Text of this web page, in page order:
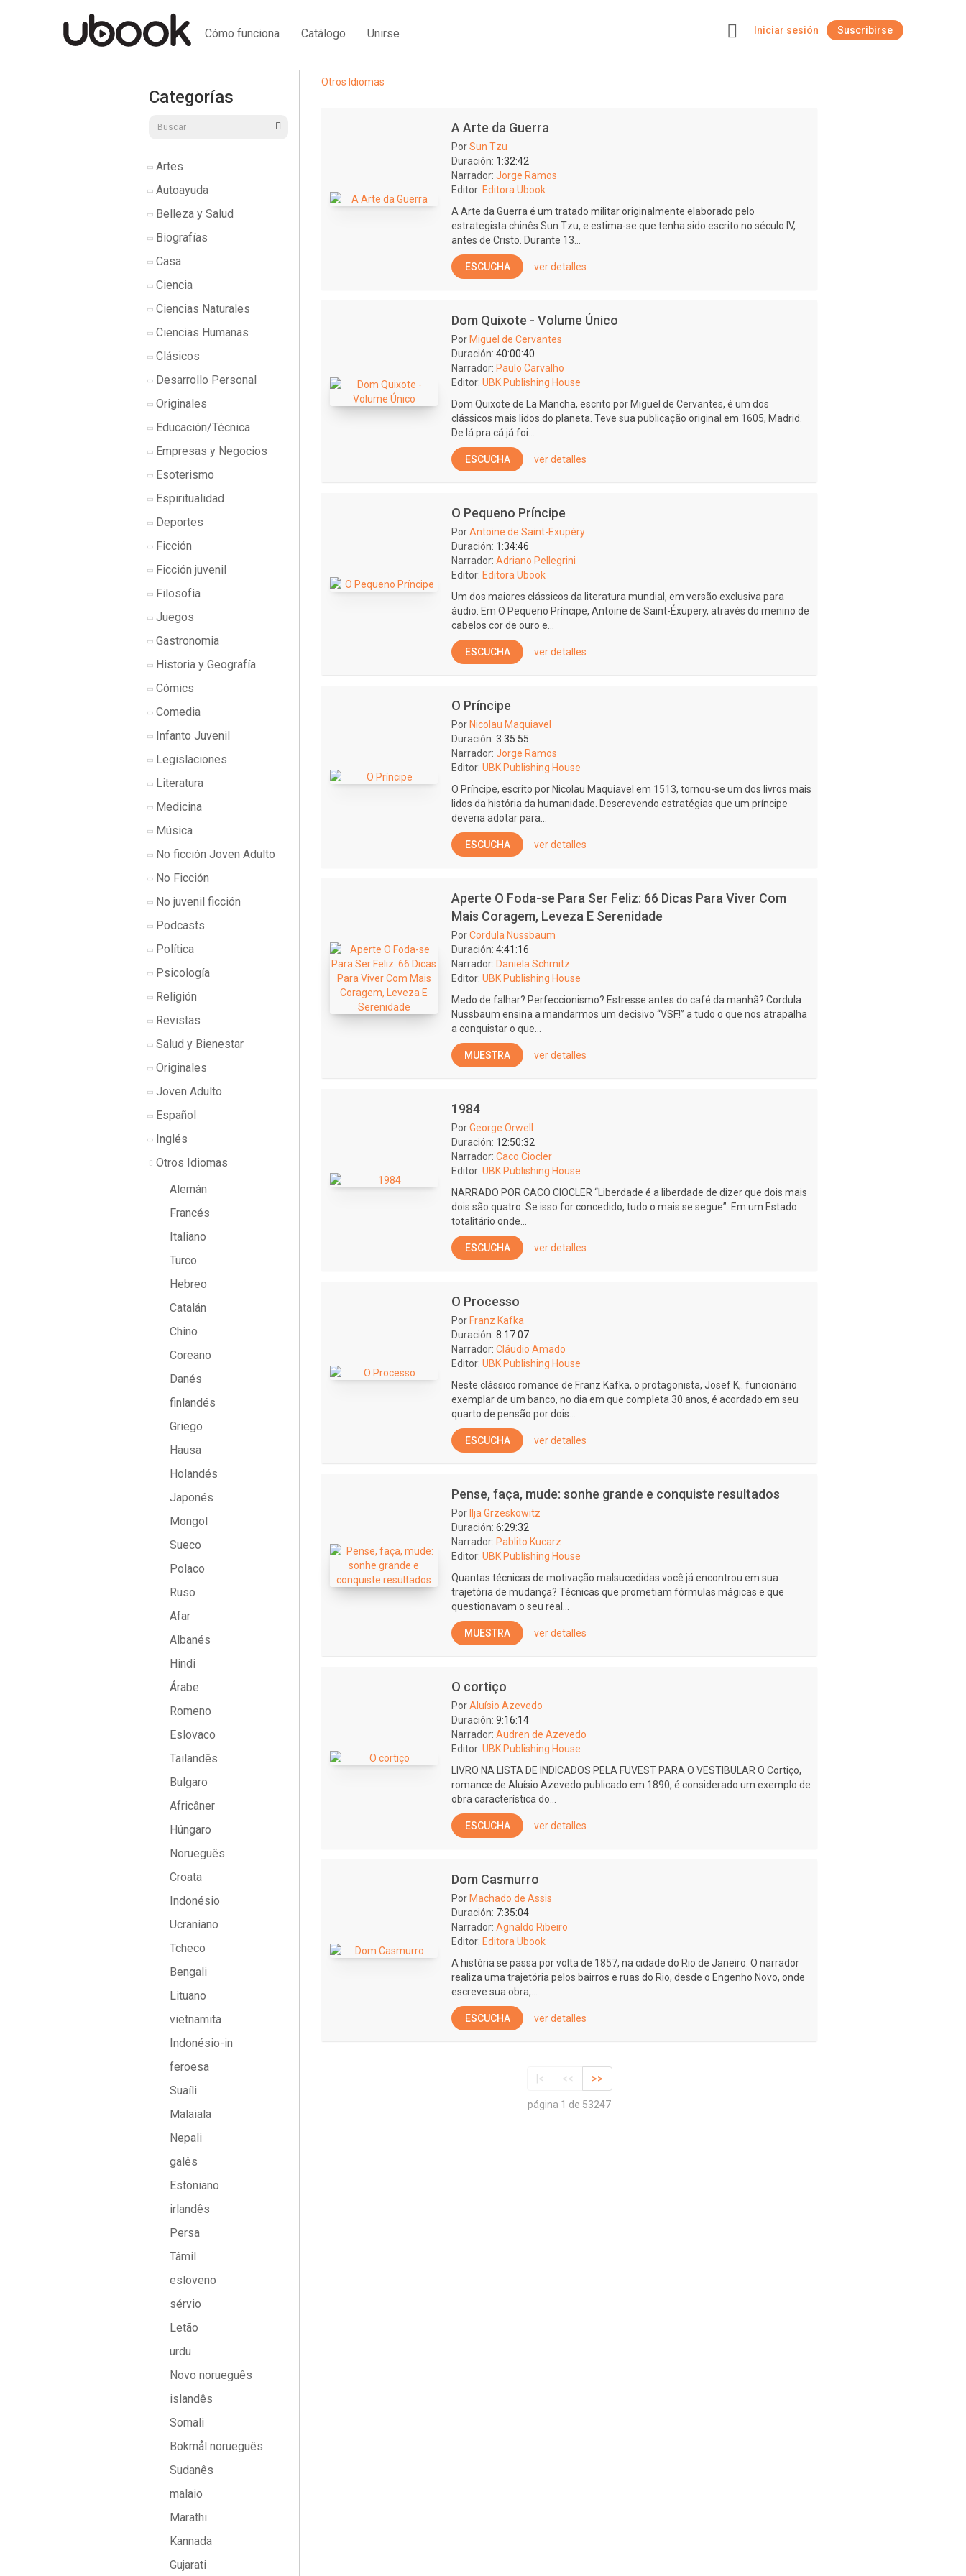
Cómo funciona Catálogo Unirse Iniciar sesión Suscribirse
Categorías
Artes
Autoayuda
Belleza y Salud
Biografías
Casa
Ciencia
Ciencias Naturales
Ciencias Humanas
Clásicos
Desarrollo Personal
Originales
Educación/Técnica
Empresas y Negocios
Esoterismo
Espiritualidad
Deportes
Ficción
Ficción juvenil
Filosofìa
Juegos
Gastronomia
Historia y Geografía
Cómics
Comedia
Infanto Juvenil
Legislaciones
Literatura
Medicina
Música
No ficción Joven Adulto
No Ficción
No juvenil ficción
Podcasts
Política
Psicología
Religión
Revistas
Salud y Bienestar
Originales
Joven Adulto
Español
Inglés
Otros Idiomas
Alemán
Francés
Italiano
Turco
Hebreo
Catalán
Chino
Coreano
Danés
finlandés
Griego
Hausa
Holandés
Japonés
Mongol
Sueco
Polaco
Ruso
Afar
Albanés
Hindi
Árabe
Romeno
Eslovaco
Tailandês
Bulgaro
Africâner
Húngaro
Norueguês
Croata
Indonésio
Ucraniano
Tcheco
Bengali
Lituano
vietnamita
Indonésio-in
feroesa
Suaíli
Malaiala
Nepali
galês
Estoniano
irlandês
Persa
Tâmil
esloveno
sérvio
Letão
urdu
Novo norueguês
islandês
Somali
Bokmål norueguês
Sudanês
malaio
Marathi
Kannada
Gujarati
Otros Idiomas
A Arte da Guerra
PorSun Tzu
Duración: 1:32:42
Narrador: Jorge Ramos
Editor: Editora Ubook
A Arte da Guerra é um tratado militar originalmente elaborado pelo
estrategista chinês Sun Tzu, e estima-se que tenha sido escrito no século IV,
antes de Cristo. Durante 13...
ESCUCHA ver detalles
Dom Quixote - Volume Único
Por Miguel de Cervantes
Duración: 40:00:40
Narrador: Paulo Carvalho
Editor: UBK Publishing House
Dom Quixote de La Mancha, escrito por Miguel de Cervantes, é um dos
clássicos mais lidos do planeta. Teve sua publicação original em 1605, Madrid.
De lá pra cá já foi...
ESCUCHA ver detalles
O Pequeno Príncipe
PorAntoine de Saint-Exupéry
Duración: 1:34:46
Narrador: Adriano Pellegrini
Editor: Editora Ubook
Um dos maiores clássicos da literatura mundial, em versão exclusiva para
áudio. Em O Pequeno Príncipe, Antoine de Saint-Éxupery, através do menino de
cabelos cor de ouro e...
ESCUCHA ver detalles
O Príncipe
Por Nicolau Maquiavel
Duración: 3:35:55
Narrador: Jorge Ramos
Editor: UBK Publishing House
O Príncipe, escrito por Nicolau Maquiavel em 1513, tornou-se um dos livros mais
lidos da história da humanidade. Descrevendo estratégias que um príncipe
deveria adotar para...
ESCUCHA ver detalles
Aperte O Foda-se Para Ser Feliz: 66 Dicas Para Viver Com
Mais Coragem, Leveza E Serenidade
PorCordula Nussbaum
Duración: 4:41:16
Narrador: Daniela Schmitz
Editor: UBK Publishing House
Medo de falhar? Perfeccionismo? Estresse antes do café da manhã? Cordula
Nussbaum ensina a mandarmos um decisivo “VSF!” a tudo o que nos atrapalha
a conquistar o que...
MUESTRA ver detalles
1984
PorGeorge Orwell
Duración: 12:50:32
Narrador: Caco Ciocler
Editor: UBK Publishing House
NARRADO POR CACO CIOCLER “Liberdade é a liberdade de dizer que dois mais
dois são quatro. Se isso for concedido, tudo o mais se segue”. Em um Estado
totalitário onde...
ESCUCHA ver detalles
O Processo
Por Franz Kafka
Duración: 8:17:07
Narrador: Cláudio Amado
Editor: UBK Publishing House
Neste clássico romance de Franz Kafka, o protagonista, Josef K,. funcionário
exemplar de um banco, no dia em que completa 30 anos, é acordado em seu
quarto de pensão por dois...
ESCUCHA ver detalles
Pense, faça, mude: sonhe grande e conquiste resultados
Por Ilja Grzeskowitz
Duración: 6:29:32
Narrador: Pablito Kucarz
Editor: UBK Publishing House
Quantas técnicas de motivação malsucedidas você já encontrou em sua
trajetória de mudança? Técnicas que prometiam fórmulas mágicas e que
questionavam o seu real...
MUESTRA ver detalles
O cortiço
PorAluísio Azevedo
Duración: 9:16:14
Narrador: Audren de Azevedo
Editor: UBK Publishing House
LIVRO NA LISTA DE INDICADOS PELA FUVEST PARA O VESTIBULAR O Cortiço,
romance de Aluísio Azevedo publicado em 1890, é considerado um exemplo de
obra característica do...
ESCUCHA ver detalles
Dom Casmurro
Por Machado de Assis
Duración: 7:35:04
Narrador: Agnaldo Ribeiro
Editor: Editora Ubook
A história se passa por volta de 1857, na cidade do Rio de Janeiro. O narrador
realiza uma trajetória pelos bairros e ruas do Rio, desde o Engenho Novo, onde
escreve sua obra,...
ESCUCHA ver detalles
|< << >>
página 1 de 53247